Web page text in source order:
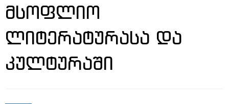
ᲛᲡᲝᲤᲚᲘᲝ
ᲚᲘᲢᲔᲠᲐᲢᲣᲠᲐᲡᲐ ᲓᲐ
ᲙᲣᲚᲢᲣᲠᲐᲨᲘ